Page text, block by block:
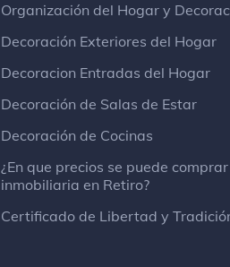
Organización del Hogar y
Decoración Exteriores del Hogar
Decoracion Entradas del Hogar
Decoración de Salas de Estar
Decoración de Cocinas
¿En que precios se puede
inmobiliaria en Retiro?
Certificado de Libertad y